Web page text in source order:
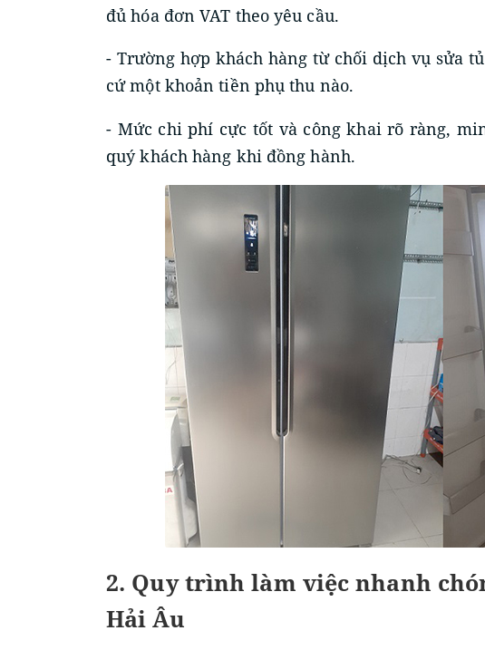
đủ hóa đơn VAT theo yêu cầu.
- Trường hợp khách hàng từ chối dịch vụ sửa
cứ một khoản tiền phụ thu nào.
- Mức chi phí cực tốt và công khai rõ ràng,
quý khách hàng khi đồng hành.
2. Quy trình làm việc nhanh
Hải Âu